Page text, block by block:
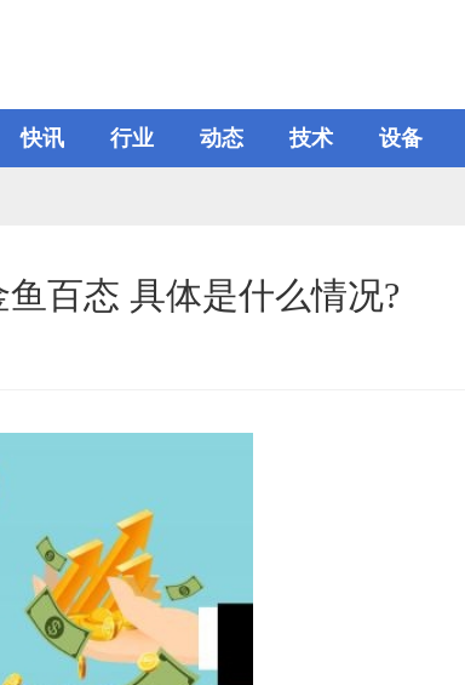
快讯 行业 动态 技术 设备
百态 具体是什么情况?